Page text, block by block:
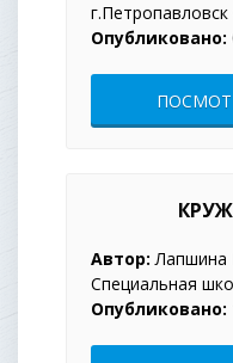
Опубликовано:
Автор: Лапшина
Специальная
Опубликовано: